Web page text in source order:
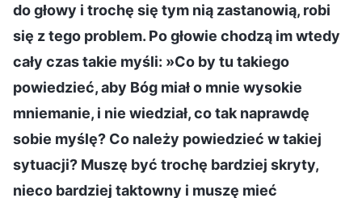
do głowy i trochę się tym nią zastanowią, robi
się z tego problem. Po głowie chodzą im wtedy
cały czas takie myśli: »Co by tu takiego
powiedzieć, aby Bóg miał o mnie wysokie
mniemanie, i nie wiedział, co tak naprawdę
sobie myślę? Co należy powiedzieć w takiej
sytuacji? Muszę być trochę bardziej skryty,
nieco bardziej taktowny i muszę mieć